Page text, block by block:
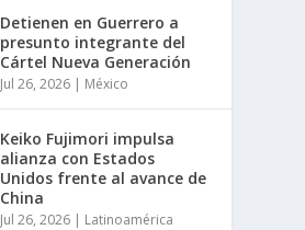
Detienen en Guerrero a
presunto integrante del
Cártel Nueva Generación
Jul 26, 2026 | México
Keiko Fujimori impulsa
alianza con Estados
Unidos frente al avance de
China
Jul 26, 2026 | Latinoamérica